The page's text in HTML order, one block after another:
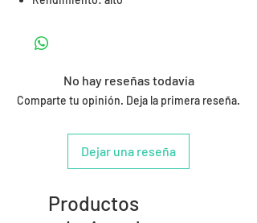
No hay reseñas todavía
Comparte tu opinión. Deja la primera reseña.
Dejar una reseña
Productos